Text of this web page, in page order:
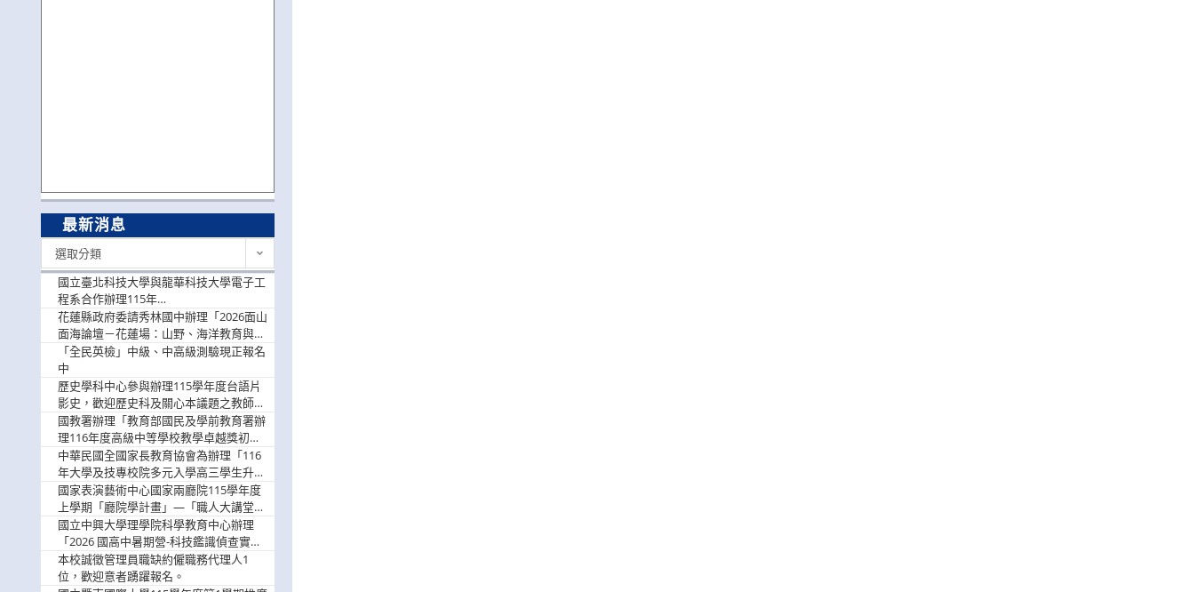
最新消息
選取分類
國立臺北科技大學與龍華科技大學電子工
程系合作辦理115年
「115.08.10~08.12「AI賦能應用於智慧半
導體研習營」，歡迎學生踴躍報名參加
花蓮縣政府委請秀林國中辦理「2026面山
面海論壇－花蓮場：山野、海洋教育與戶
外安全實務課程」，歡迎踴躍報名參加
「全民英檢」中級、中高級測驗現正報名
中
歷史學科中心參與辦理115學年度台語片
影史，歡迎歷史科及關心本議題之教師踴
躍報名參加
國教署辦理「教育部國民及學前教育署辦
理116年度高級中等學校教學卓越獎初選
實施計畫」，鼓勵教師踴躍報名
中華民國全國家長教育協會為辦理「116
年大學及技專校院多元入學高三學生升學
輔導家長說明會」
國家表演藝術中心國家兩廳院115學年度
上學期「廳院學計畫」—「職人大講堂」
及「一日體驗課程」，鼓勵踴躍報名參
與。
國立中興大學理學院科學教育中心辦理
「2026 國高中暑期營-科技鑑識偵查實戰
營」活動資訊，鼓勵學生踴躍報名參加。
本校誠徵管理員職缺約僱職務代理人1
位，歡迎意者踴躍報名。